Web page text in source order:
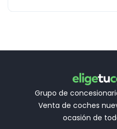
Grupo de
Venta de coches
ocasión de